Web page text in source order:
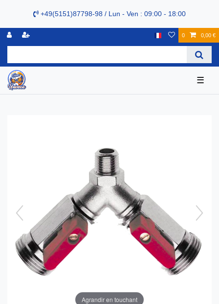
+49(5151)87798-98 / Lun - Ven : 09:00 - 18:00
0 0,00 €
☰
Agrandir en touchant